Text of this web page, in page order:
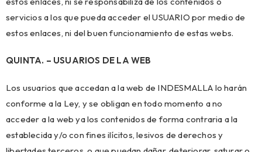
servicios a los que pueda acceder el USUARIO por medio de
estos enlaces, ni del buen funcionamiento de estas webs.
QUINTA. – USUARIOS DE LA WEB
Los usuarios que accedan a la web de INDESMALLA lo harán
conforme a la Ley, y se obligan en todo momento a no
acceder a la web ya los contenidos de forma contraria a la
establecida y/o con fines ilícitos, lesivos de derechos y